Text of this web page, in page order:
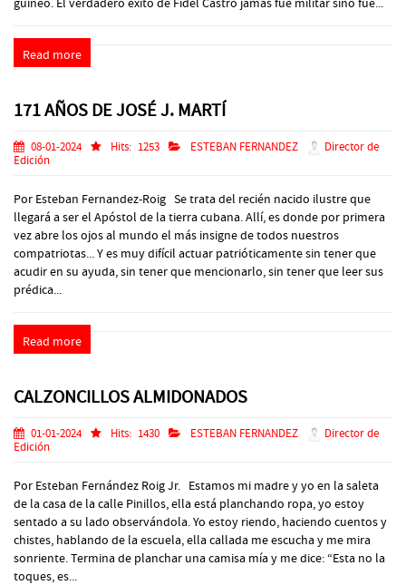
Read more
171 AÑOS DE JOSÉ J. MARTÍ
08-01-2024 Hits: 1253 ESTEBAN FERNANDEZ
Director de
Edición
Por Esteban Fernandez-Roig Se trata del recién nacido ilustre que
llegará a ser el Apóstol de la tierra cubana. Allí, es donde por primera
vez abre los ojos al mundo el más insigne de todos nuestros
compatriotas... Y es muy difícil actuar patrióticamente sin tener que
acudir en su ayuda, sin tener que mencionarlo, sin tener que leer sus
prédica...
Read more
CALZONCILLOS ALMIDONADOS
01-01-2024 Hits: 1430 ESTEBAN FERNANDEZ
Director de
Edición
Por Esteban Fernández Roig Jr. Estamos mi madre y yo en la saleta
de la casa de la calle Pinillos, ella está planchando ropa, yo estoy
sentado a su lado observándola. Yo estoy riendo, haciendo cuentos y
chistes, hablando de la escuela, ella callada me escucha y me mira
sonriente. Termina de planchar una camisa mía y me dice: “Esta no la
toques, es...